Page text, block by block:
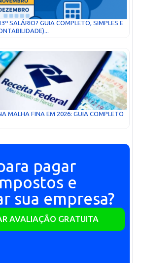
SALÁRIO? GUIA COMPLETO, SIMPLES E
MALHA FINA EM 2026: GUIA COMPLETO
pagar
e
sua empresa?
AVALIAÇÃO GRATUITA